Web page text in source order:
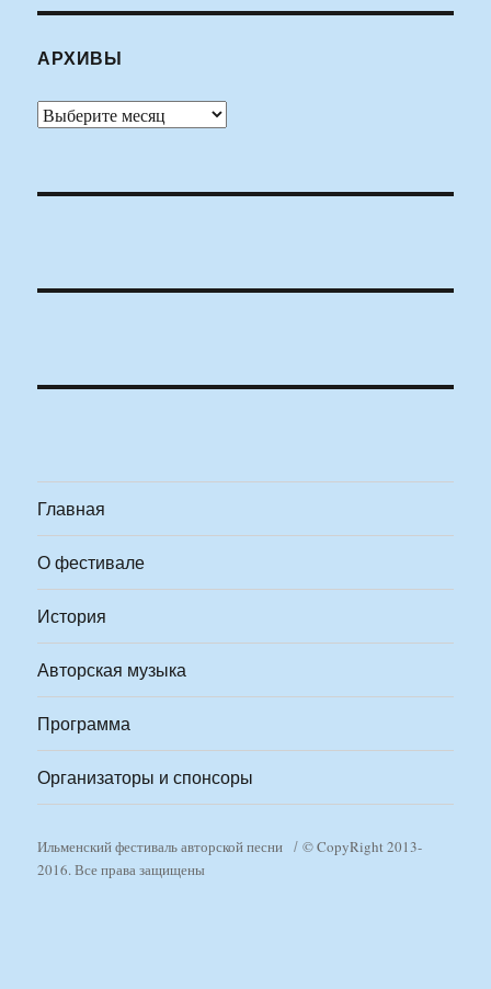
АРХИВЫ
Архивы
Главная
О фестивале
История
Авторская музыка
Программа
Организаторы и спонсоры
Ильменский фестиваль авторской песни
© CopyRight 2013-
2016. Все права защищены